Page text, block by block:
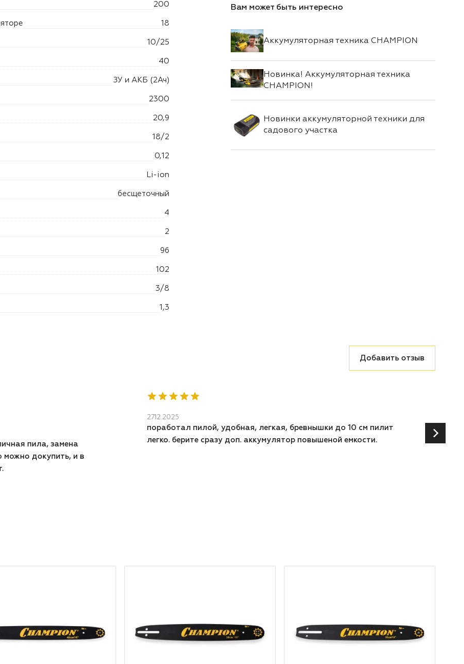
200
18
10/25
40
ЗУ и АКБ (2Ач)
2300
20,9
18/2
0,12
Li-ion
бесщеточный
4
2
96
102
3/8
1,3
Вам может быть интересно
Аккумуляторная техника CHAMPION
Новинка! Аккумуляторная техника
CHAMPION!
Новинки аккумуляторной техники для
садового участка
Добавить отзыв
пила, замена
можно докупить, и в
27.12.2025
поработал пилой, удобная, легкая, бревнышки до 10 см пилит
легко. берите сразу доп. аккумулятор повышеной емкости.